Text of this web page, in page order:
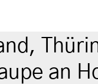
an